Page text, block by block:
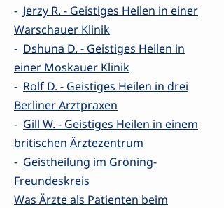
- Jerzy R. - Geistiges Heilen in einer
Warschauer Klinik
- Dshuna D. - Geistiges Heilen in
einer Moskauer Klinik
- Rolf D. - Geistiges Heilen in drei
Berliner Arztpraxen
- Gill W. - Geistiges Heilen in einem
britischen Ärztezentrum
- Geistheilung im Gröning-
Freundeskreis
Was Ärzte als Patienten beim